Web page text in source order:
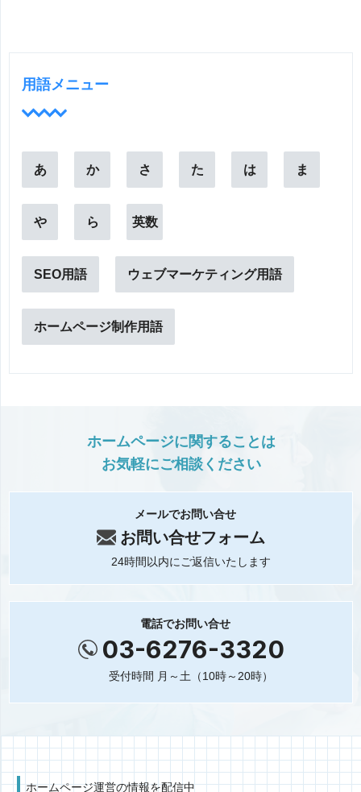
用語メニュー
あ か さ た は ま
や ら 英数
SEO用語 ウェブマーケティング用語
ホームページ制作用語
ホームページに関することは
お気軽にご相談ください
メールでお問い合せ
お問い合せフォーム
24時間以内にご返信いたします
電話でお問い合せ
03-6276-3320
受付時間 月～土（10時～20時）
ホームページ運営の情報を配信中